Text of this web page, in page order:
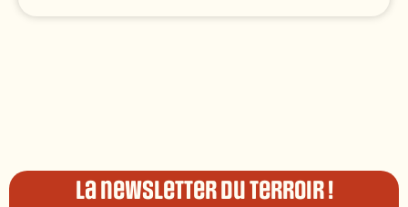
La newsletter du terroir !